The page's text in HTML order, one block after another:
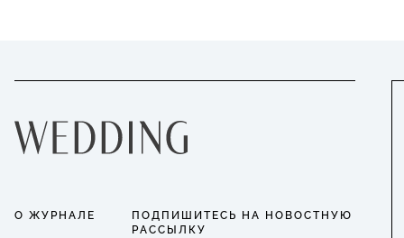
О ЖУРНАЛЕ
ПОДПИШИТЕСЬ НА НОВОСТНУЮ
РАССЫЛКУ